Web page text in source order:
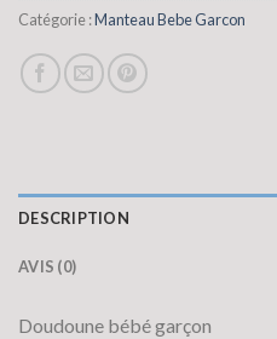
Catégorie :Manteau Bebe Garcon
DESCRIPTION
AVIS (0)
Doudoune bébé garçon